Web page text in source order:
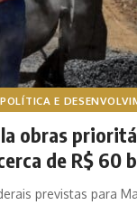
POLÍTICA E
obras
de R$ 60
previstas para